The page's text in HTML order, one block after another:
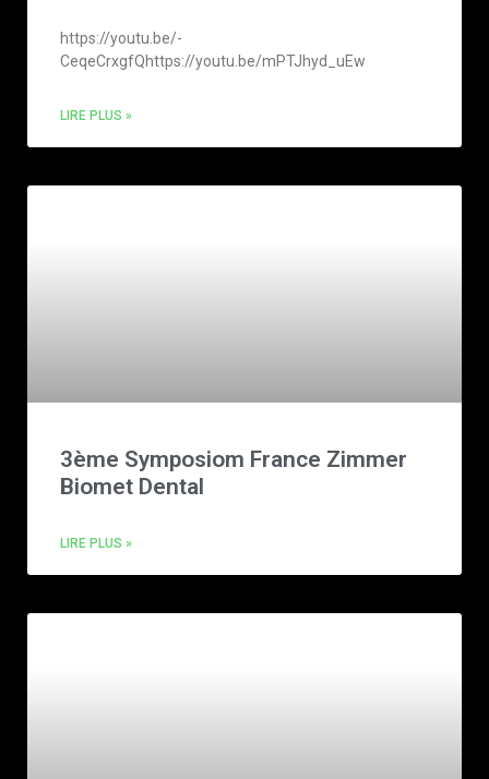
https://youtu.be/-
CeqeCrxgfQhttps://youtu.be/mPTJhyd_uEw
LIRE PLUS »
3ème Symposiom France Zimmer
Biomet Dental
LIRE PLUS »